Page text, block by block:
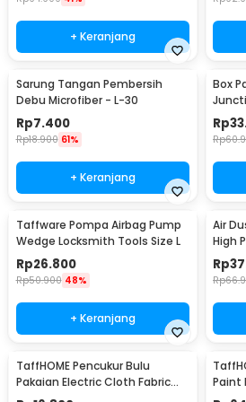
+ Keranjang
Sarung Tangan Pembersih
Debu Microfiber - L-30
Rp7.400
Rp18.900 61%
+ Keranjang
Box
Rp
Rp
Taffware Pompa Airbag Pump
Wedge Locksmith Tools Size L
Rp26.800
Rp50.900 48%
+ Keranjang
Air
High
Rp
Rp
TaffHOME Pencukur Bulu
Pakaian Electric Cloth Fabric
Shaver - FL-188
Paint
526